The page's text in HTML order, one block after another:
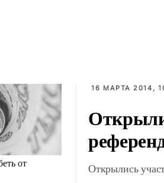
от
16 МАРТА 2014,
Открылись